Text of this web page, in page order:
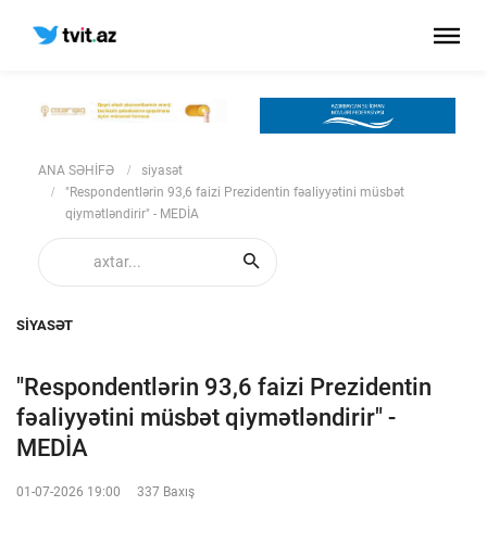
ANA SƏHİFƏ
siyasət
"Respondentlərin 93,6 faizi Prezidentin fəaliyyətini müsbət
qiymətləndirir" - MEDİA
SIYASƏT
"Respondentlərin 93,6 faizi Prezidentin
fəaliyyətini müsbət qiymətləndirir" -
MEDİA
01-07-2026 19:00 337 Baxış